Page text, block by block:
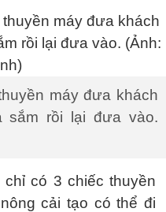
máy đưa khách
sắm rồi lại đưa vào.
có 3 chiếc thuyền
cải tạo có thể đi